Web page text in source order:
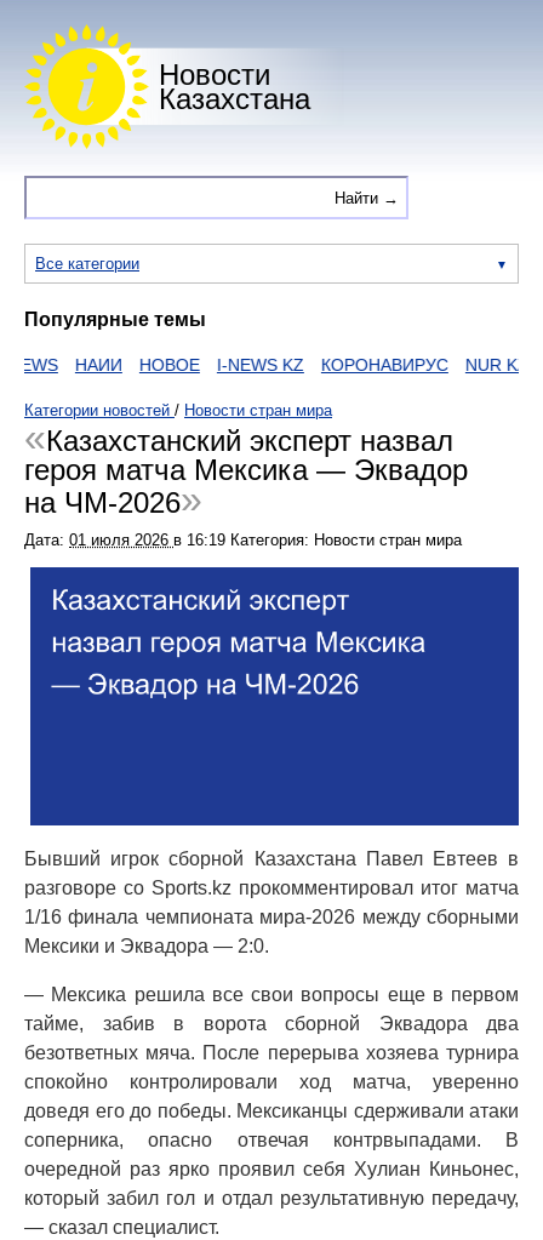
Новости
Казахстана
Все категории
Популярные темы
НАИИ НОВОЕ I-NEWS KZ КОРОНАВИРУС NUR KZ
Категории новостей / Новости стран мира
Казахстанский эксперт назвал
героя матча Мексика — Эквадор
на ЧМ-2026
Дата: 01 июля 2026 в 16:19 Категория: Новости стран мира
Бывший игрок сборной Казахстана Павел Евтеев в
разговоре со Sports.kz прокомментировал итог матча
1/16 финала чемпионата мира-2026 между сборными
Мексики и Эквадора — 2:0.
— Мексика решила все свои вопросы еще в первом
тайме, забив в ворота сборной Эквадора два
безответных мяча. После перерыва хозяева турнира
спокойно контролировали ход матча, уверенно
доведя его до победы. Мексиканцы сдерживали атаки
соперника, опасно отвечая контрвыпадами. В
очередной раз ярко проявил себя Хулиан Киньонес,
который забил гол и отдал результативную передачу,
— сказал специалист.